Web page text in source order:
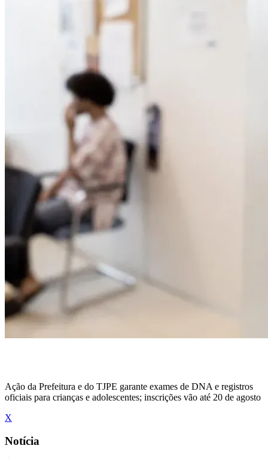
Ação da Prefeitura e do TJPE garante exames de DNA e registros
oficiais para crianças e adolescentes; inscrições vão até 20 de agosto
X
Notícia